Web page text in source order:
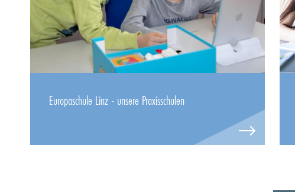
Europaschule Linz - unsere Praxisschulen